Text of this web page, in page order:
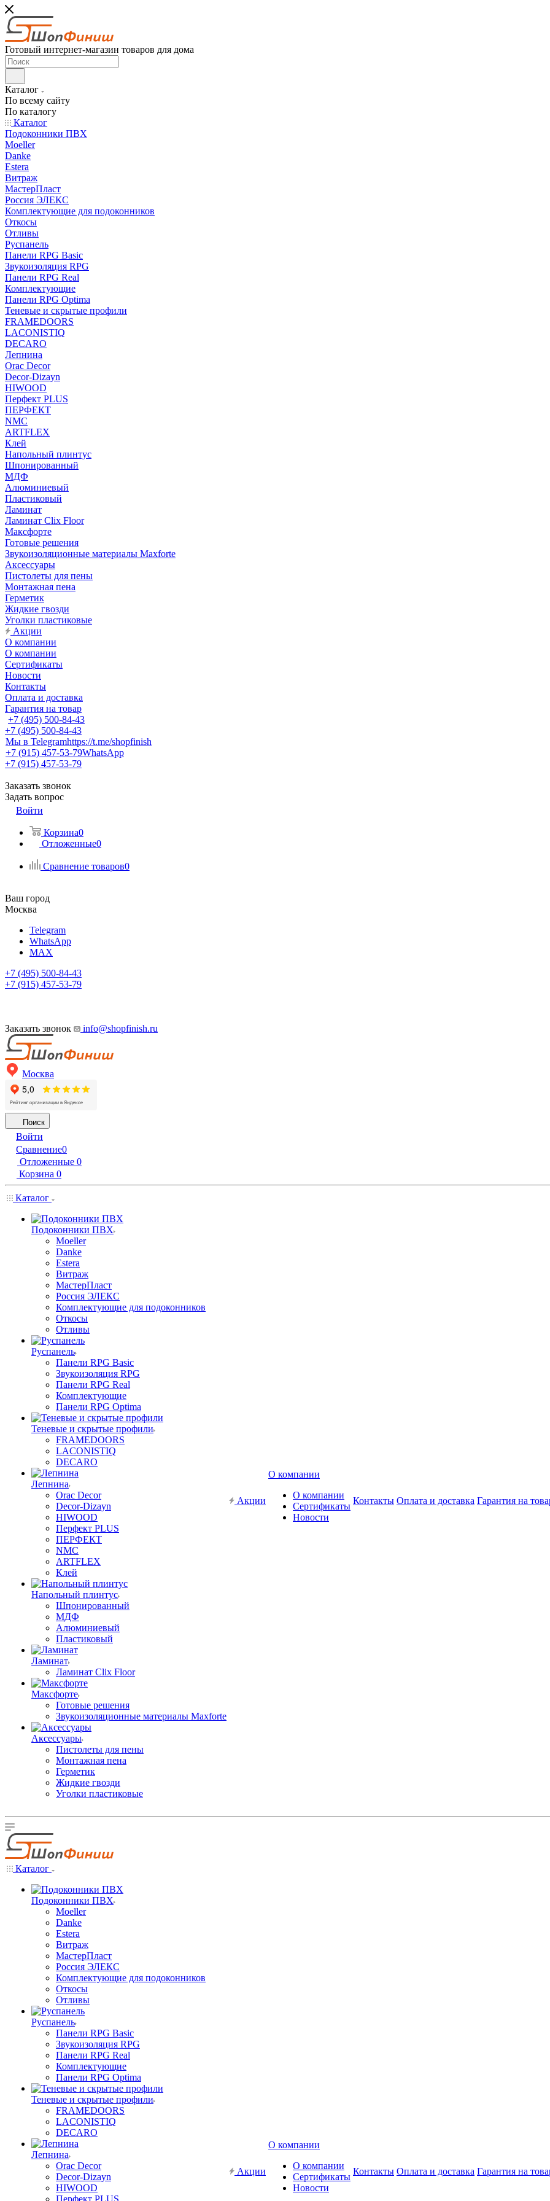
Готовый интернет-магазин товаров для дома
Каталог
По всему сайту
По каталогу
Каталог
Подоконники ПВХ
Moeller
Danke
Estera
Витраж
МастерПласт
Россия ЭЛЕКС
Комплектующие для подоконников
Откосы
Отливы
Руспанель
Панели RPG Basic
Звукоизоляция RPG
Панели RPG Real
Комплектующие
Панели RPG Optima
Теневые и скрытые профили
FRAMEDOORS
LACONISTIQ
DECARO
Лепнина
Orac Decor
Decor-Dizayn
HIWOOD
Перфект PLUS
ПЕРФЕКТ
NMC
ARTFLEX
Клей
Напольный плинтус
Шпонированный
МДФ
Алюминиевый
Пластиковый
Ламинат
Ламинат Clix Floor
Максфорте
Готовые решения
Звукоизоляционные материалы Maxforte
Аксессуары
Пистолеты для пены
Монтажная пена
Герметик
Жидкие гвозди
Уголки пластиковые
Акции
О компании
О компании
Сертификаты
Новости
Контакты
Оплата и доставка
Гарантия на товар
+7 (495) 500-84-43
+7 (495) 500-84-43
Мы в Telegramhttps://t.me/shopfinish
+7 (915) 457-53-79WhatsApp
+7 (915) 457-53-79
Заказать звонок
Задать вопрос
Войти
Корзина0
Отложенные0
Сравнение товаров0
Ваш город
Москва
Telegram
WhatsApp
MAX
+7 (495) 500-84-43
+7 (915) 457-53-79
Заказать звонок info@shopfinish.ru
Москва
Поиск
Войти
Сравнение0
Отложенные 0
Корзина 0
Каталог
Подоконники ПВХ
Moeller
Danke
Estera
Витраж
МастерПласт
Россия ЭЛЕКС
Комплектующие для подоконников
Откосы
Отливы
Руспанель
Панели RPG Basic
Звукоизоляция RPG
Панели RPG Real
Комплектующие
Панели RPG Optima
Теневые и скрытые профили
FRAMEDOORS
LACONISTIQ
DECARO
Лепнина
Orac Decor
Decor-Dizayn
HIWOOD
Перфект PLUS
ПЕРФЕКТ
NMC
ARTFLEX
Клей
Напольный плинтус
Шпонированный
МДФ
Алюминиевый
Пластиковый
Ламинат
Ламинат Clix Floor
Максфорте
Готовые решения
Звукоизоляционные материалы Maxforte
Аксессуары
Пистолеты для пены
Монтажная пена
Герметик
Жидкие гвозди
Уголки пластиковые
Акции
О компании
О компании
Сертификаты
Новости
Контакты Оплата и доставка Гарантия на
Каталог
Подоконники ПВХ
Moeller
Danke
Estera
Витраж
МастерПласт
Россия ЭЛЕКС
Комплектующие для подоконников
Откосы
Отливы
Руспанель
Панели RPG Basic
Звукоизоляция RPG
Панели RPG Real
Комплектующие
Панели RPG Optima
Теневые и скрытые профили
FRAMEDOORS
LACONISTIQ
DECARO
Лепнина
Orac Decor
Decor-Dizayn
HIWOOD
Перфект PLUS
Акции
О компании
О компании
Сертификаты
Новости
Контакты Оплата и доставка Гарантия на